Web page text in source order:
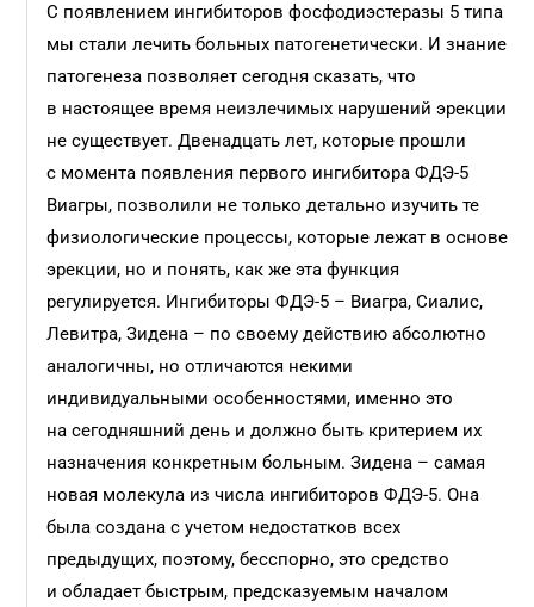
С появлением ингибиторов фосфодиэстеразы 5 типа
мы стали лечить больных патогенетически. И знание
патогенеза позволяет сегодня сказать, что
в настоящее время неизлечимых нарушений эрекции
не существует. Двенадцать лет, которые прошли
с момента появления первого ингибитора ФДЭ-5
Виагры, позволили не только детально изучить те
физиологические процессы, которые лежат в основе
эрекции, но и понять, как же эта функция
регулируется. Ингибиторы ФДЭ-5 – Виагра, Сиалис,
Левитра, Зидена – по своему действию абсолютно
аналогичны, но отличаются некими
индивидуальными особенностями, именно это
на сегодняшний день и должно быть критерием их
назначения конкретным больным. Зидена – самая
новая молекула из числа ингибиторов ФДЭ-5. Она
была создана с учетом недостатков всех
предыдущих, поэтому, бесспорно, это средство
и обладает быстрым, предсказуемым началом